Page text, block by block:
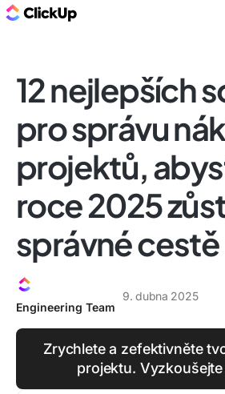
12 nejlepších
pro správu
projektů,
roce 2025
správné cestě
Engineering Team
9. dubna 2025
Zrychlete a zefektivněte
projektu. Vyzkoušejte